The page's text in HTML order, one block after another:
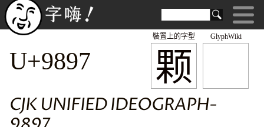
GlyphWiki
颗
裝置上的字型
U+9897
CJK UNIFIED IDEOGRAPH-